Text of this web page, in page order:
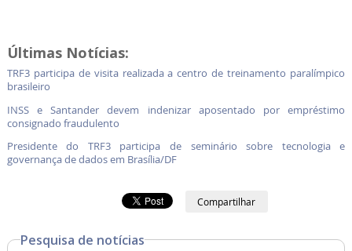
Últimas Notícias:
TRF3 participa de visita realizada a centro de treinamento paralímpico
brasileiro
INSS e Santander devem indenizar aposentado por empréstimo
consignado fraudulento
Presidente do TRF3 participa de seminário sobre tecnologia e
governança de dados em Brasília/DF
Compartilhar
Pesquisa de notícias